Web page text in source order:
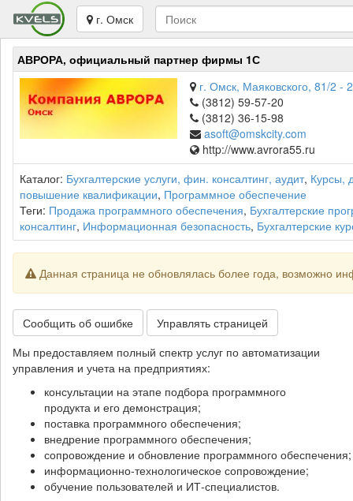
г. Омск
АВРОРА, официальный партнер фирмы 1С
г. Омск, Маяковского, 81/2 -
(3812) 59-57-20
(3812) 36-15-98
asoft@omskcity.com
http://www.avrora55.ru
Каталог: Бухгалтерские услуги, фин. консалтинг, аудит, Курсы,
повышение квалификации, Программное обеспечение
Теги: Продажа программного обеспечения, Бухгалтерские
консалтинг, Информационная безопасность, Бухгалтерские
Данная страница не обновлялась более года, возможно
Сообщить об ошибке
Управлять страницей
Мы предоставляем полный спектр услуг по автоматизации
управления и учета на предприятиях:
консультации на этапе подбора программного
продукта и его демонстрация;
поставка программного обеспечения;
внедрение программного обеспечения;
сопровождение и обновление программного обеспечения;
информационно-технологическое сопровождение;
обучение пользователей и ИТ-специалистов.